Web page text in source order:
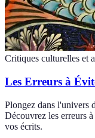
Critiques culturelles et
Les Erreurs à
Plongez dans l'univers
Découvrez les erreurs
vos écrits.